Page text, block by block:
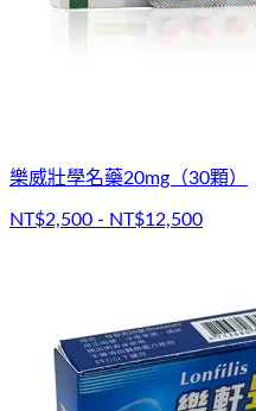
樂威壯學名藥20mg（30顆）
NT$2,500 - NT$12,500